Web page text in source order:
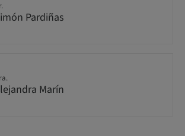
Pardiñas
Marín